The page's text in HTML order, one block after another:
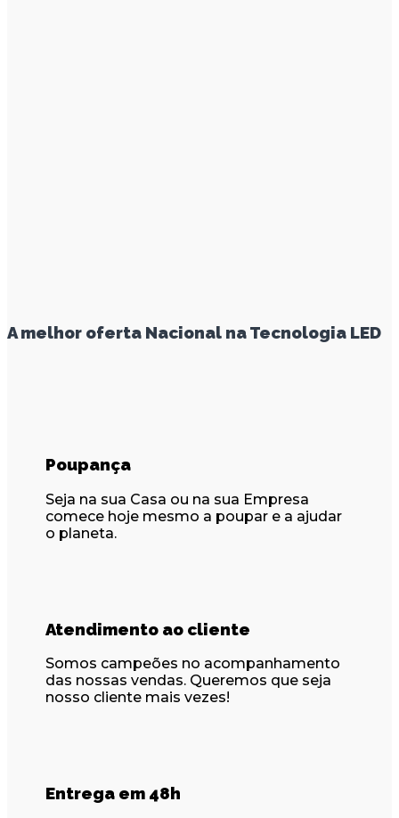
A melhor oferta Nacional na Tecnologia LED
Poupança
Seja na sua Casa ou na sua Empresa
comece hoje mesmo a poupar e a ajudar
o planeta.
Atendimento ao cliente
Somos campeões no acompanhamento
das nossas vendas. Queremos que seja
nosso cliente mais vezes!
Entrega em 48h